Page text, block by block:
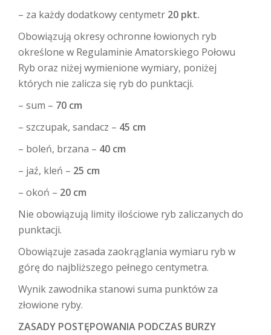
– za każdy dodatkowy centymetr 20 pkt.
Obowiązują okresy ochronne łowionych ryb
określone w Regulaminie Amatorskiego Połowu
Ryb oraz niżej wymienione wymiary, poniżej
których nie zalicza się ryb do punktacji.
– sum – 70 cm
– szczupak, sandacz – 45 cm
– boleń, brzana – 40 cm
– jaź, kleń – 25 cm
– okoń – 20 cm
Nie obowiązują limity ilościowe ryb zaliczanych do
punktacji.
Obowiązuje zasada zaokrąglania wymiaru ryb w
górę do najbliższego pełnego centymetra.
Wynik zawodnika stanowi suma punktów za
złowione ryby.
ZASADY POSTĘPOWANIA PODCZAS BURZY